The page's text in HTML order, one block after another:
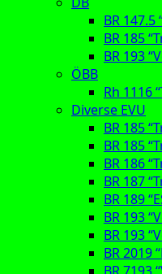
BR 147.5
BR 185
BR 193
ÖBB
Rh 1116
Diverse EVU
BR 185
BR 185
BR 186
BR 187
BR 189
BR 193
BR 193
BR 2019